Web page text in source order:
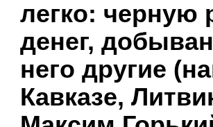
легко: черную
денег,
него другие
Кавказе,